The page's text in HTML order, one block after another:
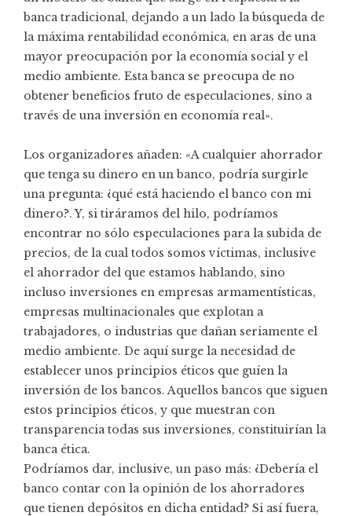
banca tradicional, dejando a un lado la búsqueda de
la máxima rentabilidad económica, en aras de una
mayor preocupación por la economía social y el
medio ambiente. Esta banca se preocupa de no
obtener beneficios fruto de especulaciones, sino a
través de una inversión en economía real».
Los organizadores añaden: «A cualquier ahorrador
que tenga su dinero en un banco, podría surgirle
una pregunta: ¿qué está haciendo el banco con mi
dinero?. Y, si tiráramos del hilo, podríamos
encontrar no sólo especulaciones para la subida de
precios, de la cual todos somos víctimas, inclusive
el ahorrador del que estamos hablando, sino
incluso inversiones en empresas armamentísticas,
empresas multinacionales que explotan a
trabajadores, o industrias que dañan seriamente el
medio ambiente. De aquí surge la necesidad de
establecer unos principios éticos que guíen la
inversión de los bancos. Aquellos bancos que siguen
estos principios éticos, y que muestran con
transparencia todas sus inversiones, constituirían la
banca ética.
Podríamos dar, inclusive, un paso más: ¿Debería el
banco contar con la opinión de los ahorradores
que tienen depósitos en dicha entidad? Si así fuera,